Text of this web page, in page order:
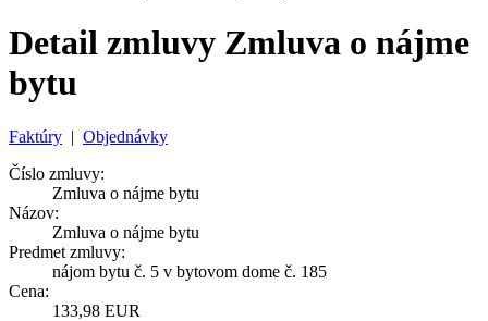
Detail zmluvy Zmluva o nájme
bytu
Faktúry | Objednávky
Číslo zmluvy:
Zmluva o nájme bytu
Názov:
Zmluva o nájme bytu
Predmet zmluvy:
nájom bytu č. 5 v bytovom dome č. 185
Cena:
133,98 EUR